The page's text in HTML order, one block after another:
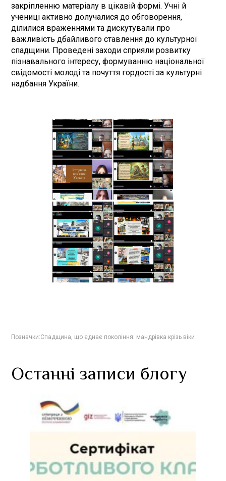
закріпленню матеріалу в цікавій формі. Учні й
учениці активно долучалися до обговорення,
ділилися враженнями та дискутували про
важливість дбайливого ставлення до культурної
спадщини. Проведені заходи сприяли розвитку
пізнавального інтересу, формуванню національної
свідомості молоді та почуття гордості за культурні
надбання України.
Позначки:Спадщина що єднає покоління: мандрівка крізь віки
Останні записи блогу